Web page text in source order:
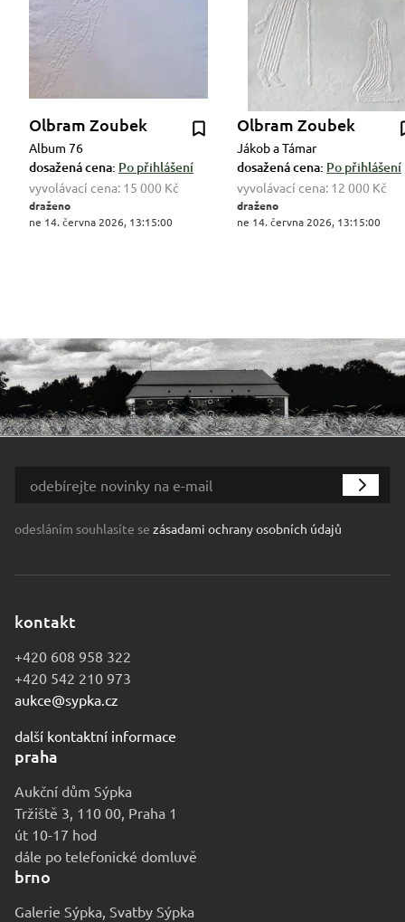
Olbram Zoubek
Album 76
dosažená cena: Po přihlášení
vyvolávací cena: 15 000 Kč
draženo
ne 14. června 2026, 13:15:00
Olbram Zoubek
Jákob a Támar
dosažená cena: Po přihlášení
vyvolávací cena: 12 000 Kč
draženo
ne 14. června 2026, 13:15:00
odesláním souhlasíte se zásadami ochrany osobních údajů
kontakt
+420 608 958 322
+420 542 210 973
aukce@sypka.cz
další kontaktní informace
praha
Aukční dům Sýpka
Tržiště 3, 110 00, Praha 1
út 10-17 hod
dále po telefonické domluvě
brno
Galerie Sýpka, Svatby Sýpka